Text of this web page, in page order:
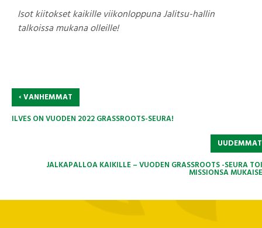
Isot kiitokset kaikille viikonloppuna Jalitsu-hallin
talkoissa mukana olleille!
‹VANHEMMAT
ILVES ON VUODEN 2022 GRASSROOTS-SEURA!
JALKAPALLOA KAIKILLE – VUODEN GRASSROOTS -SEURA
MISSIONSA